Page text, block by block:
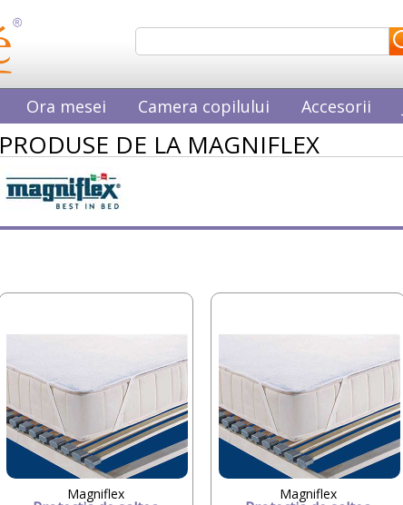
Ora mesei Camera copilului Accesorii
PRODUSE DE LA MAGNIFLEX
Magniflex Magniflex